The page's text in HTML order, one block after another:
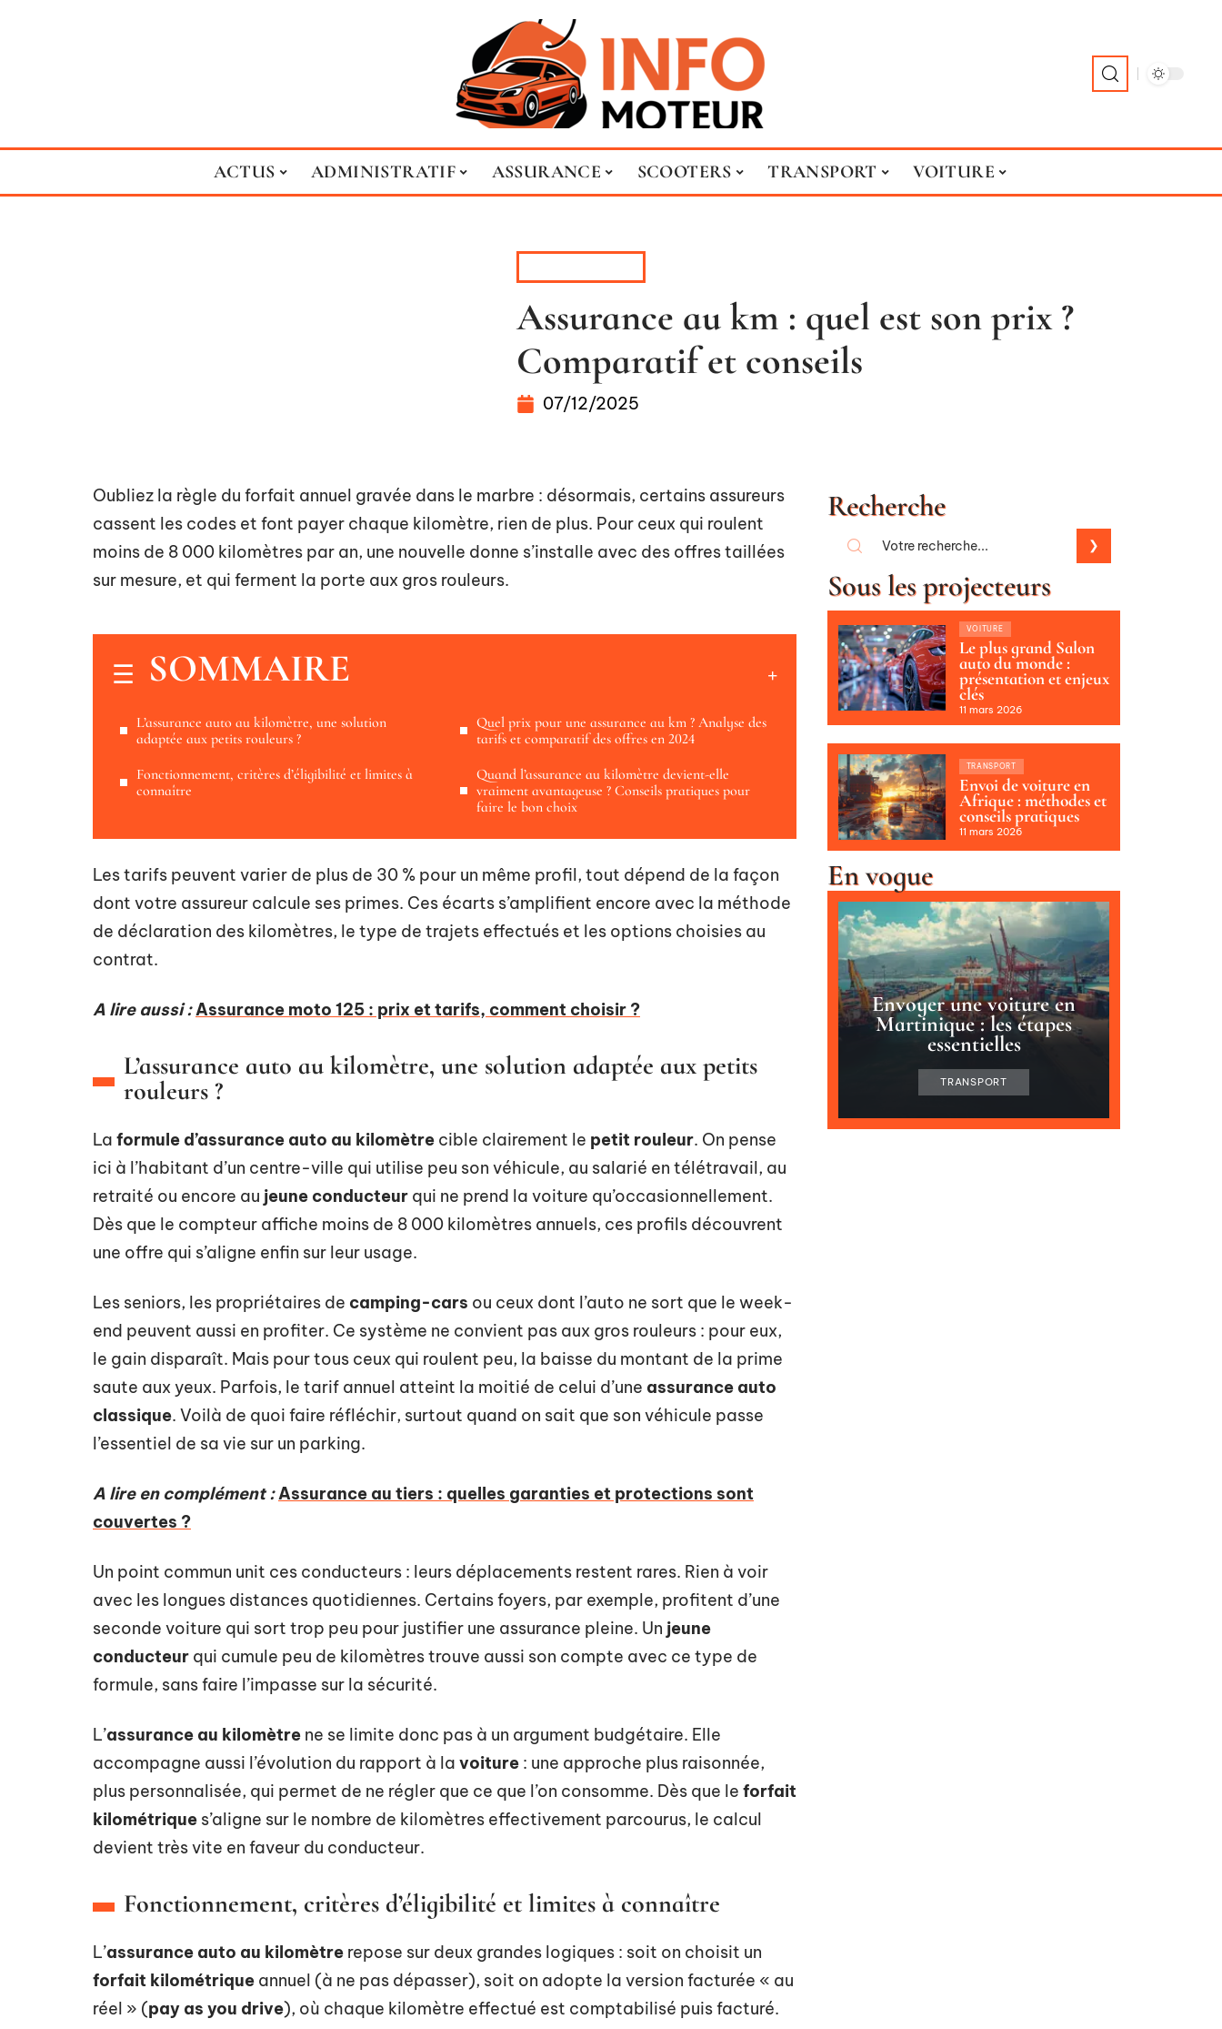
ACTUS ADMINISTRATIF ASSURANCE SCOOTERS TRANSPORT VOITURE
Assurance au km : quel est son prix ?
Comparatif et conseils
07/12/2025
Oubliez la règle du forfait annuel gravée dans le marbre : désormais, certains assureurs
cassent les codes et font payer chaque kilomètre, rien de plus. Pour ceux qui roulent
moins de 8 000 kilomètres par an, une nouvelle donne s’installe avec des offres taillées
sur mesure, et qui ferment la porte aux gros rouleurs.
SOMMAIRE
L’assurance auto au kilomètre, une solution
adaptée aux petits rouleurs ?
Fonctionnement, critères d’éligibilité et limites à
connaître
Quel prix pour une assurance au km ? Analyse des
tarifs et comparatif des offres en 2024
Quand l’assurance au kilomètre devient-elle
vraiment avantageuse ? Conseils pratiques pour
faire le bon choix
Les tarifs peuvent varier de plus de 30 % pour un même profil, tout dépend de la façon
dont votre assureur calcule ses primes. Ces écarts s’amplifient encore avec la méthode
de déclaration des kilomètres, le type de trajets effectués et les options choisies au
contrat.
A lire aussi :Assurance moto 125 : prix et tarifs, comment choisir ?
L’assurance auto au kilomètre, une solution adaptée aux petits
rouleurs ?
La formule d’assurance auto au kilomètre cible clairement le petit rouleur. On pense
ici à l’habitant d’un centre-ville qui utilise peu son véhicule, au salarié en télétravail, au
retraité ou encore au jeune conducteur qui ne prend la voiture qu’occasionnellement.
Dès que le compteur affiche moins de 8 000 kilomètres annuels, ces profils découvrent
une offre qui s’aligne enfin sur leur usage.
Les seniors, les propriétaires de camping-cars ou ceux dont l’auto ne sort que le week-
end peuvent aussi en profiter. Ce système ne convient pas aux gros rouleurs : pour eux,
le gain disparaît. Mais pour tous ceux qui roulent peu, la baisse du montant de la prime
saute aux yeux. Parfois, le tarif annuel atteint la moitié de celui d’une assurance auto
classique. Voilà de quoi faire réfléchir, surtout quand on sait que son véhicule passe
l’essentiel de sa vie sur un parking.
A lire en complément :Assurance au tiers : quelles garanties et protections sont
couvertes ?
Un point commun unit ces conducteurs : leurs déplacements restent rares. Rien à voir
avec les longues distances quotidiennes. Certains foyers, par exemple, profitent d’une
seconde voiture qui sort trop peu pour justifier une assurance pleine. Un jeune
conducteur qui cumule peu de kilomètres trouve aussi son compte avec ce type de
formule, sans faire l’impasse sur la sécurité.
L’assurance au kilomètre ne se limite donc pas à un argument budgétaire. Elle
accompagne aussi l’évolution du rapport à la voiture : une approche plus raisonnée,
plus personnalisée, qui permet de ne régler que ce que l’on consomme. Dès que le forfait
kilométrique s’aligne sur le nombre de kilomètres effectivement parcourus, le calcul
devient très vite en faveur du conducteur.
Fonctionnement, critères d’éligibilité et limites à connaître
L’assurance auto au kilomètre repose sur deux grandes logiques : soit on choisit un
forfait kilométrique annuel (à ne pas dépasser), soit on adopte la version facturée « au
réel » (pay as you drive), où chaque kilomètre effectué est comptabilisé puis facturé.
Recherche
Sous les projecteurs
VOITURE
Le plus grand Salon
auto du monde :
présentation et enjeux
clés
11 mars 2026
TRANSPORT
Envoi de voiture en
Afrique : méthodes et
conseils pratiques
11 mars 2026
En vogue
Envoyer une voiture en
Martinique : les étapes
essentielles
TRANSPORT